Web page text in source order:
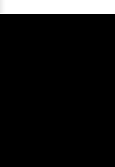
Jeśli chcesz